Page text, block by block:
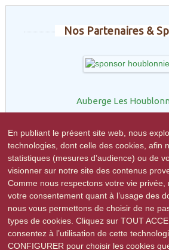
Nos Partenaires &
Auberge Les
Restaurant le
R-GDS
En publiant le présent site web, nous
technologies, dont celle des cookies, afin
statistiques (mesures d’audience) ou de
visionner sur notre site des contenus
Comme nous respectons votre vie privée,
votre consentement quant à l’usage des
nous vous permettons de choisir de ne
types de cookies. Cliquez sur TOUT
consentez à l’utilisation de cette
CONFIGURER pour choisir les cookies